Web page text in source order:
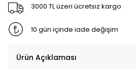
3000 TL üzeri ücretsiz kargo
10 gün içinde iade değişim
Ürün Açıklaması